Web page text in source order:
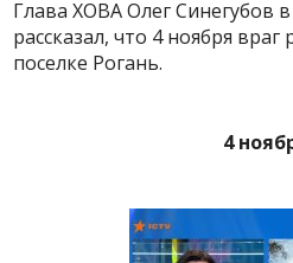
Глава ХОВА Олег Синегубов
рассказал, что 4 ноября
поселке Рогань.
4